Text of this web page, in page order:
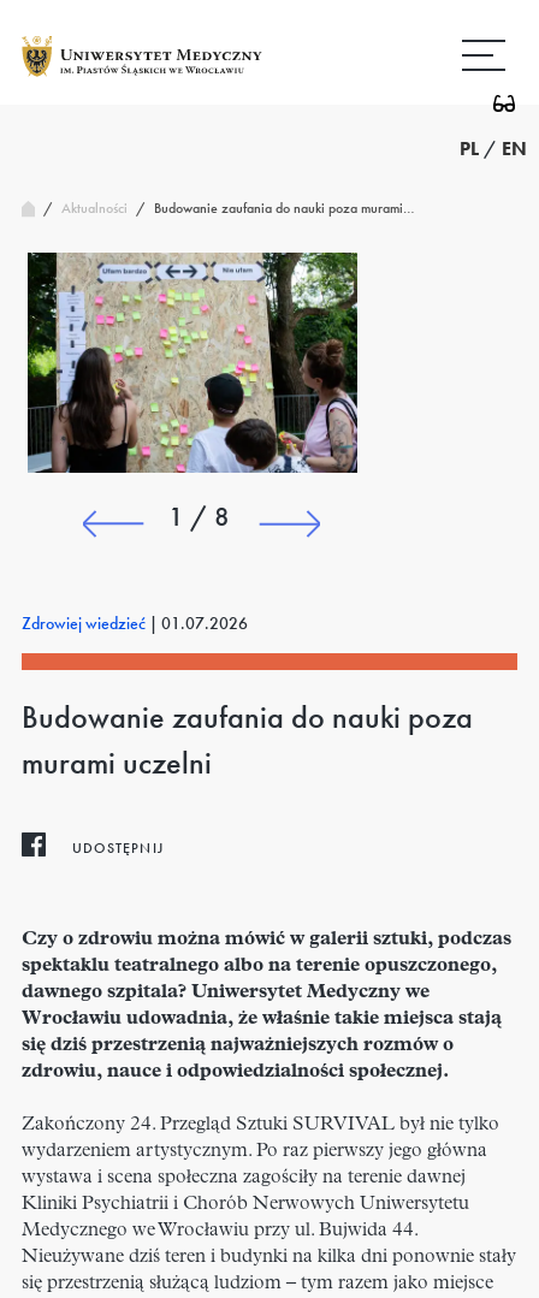
treści
strony
PL / EN
/ Aktualności / Budowanie zaufania do nauki poza murami…
1 / 8
Zdrowiej wiedzieć | 01.07.2026
Budowanie zaufania do nauki poza
murami uczelni
UDOSTĘPNIJ
Czy o zdrowiu można mówić w galerii sztuki, podczas
spektaklu teatralnego albo na terenie opuszczonego,
dawnego szpitala? Uniwersytet Medyczny we
Wrocławiu udowadnia, że właśnie takie miejsca stają
się dziś przestrzenią najważniejszych rozmów o
zdrowiu, nauce i odpowiedzialności społecznej.
Zakończony 24. Przegląd Sztuki SURVIVAL był nie tylko
wydarzeniem artystycznym. Po raz pierwszy jego główna
wystawa i scena społeczna zagościły na terenie dawnej
Kliniki Psychiatrii i Chorób Nerwowych Uniwersytetu
Medycznego we Wrocławiu przy ul. Bujwida 44.
Nieużywane dziś teren i budynki na kilka dni ponownie stały
się przestrzenią służącą ludziom – tym razem jako miejsce